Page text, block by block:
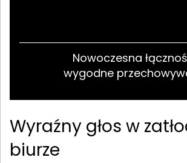
Nowoczesna
wygodne
Wyraźny głos w
biurze